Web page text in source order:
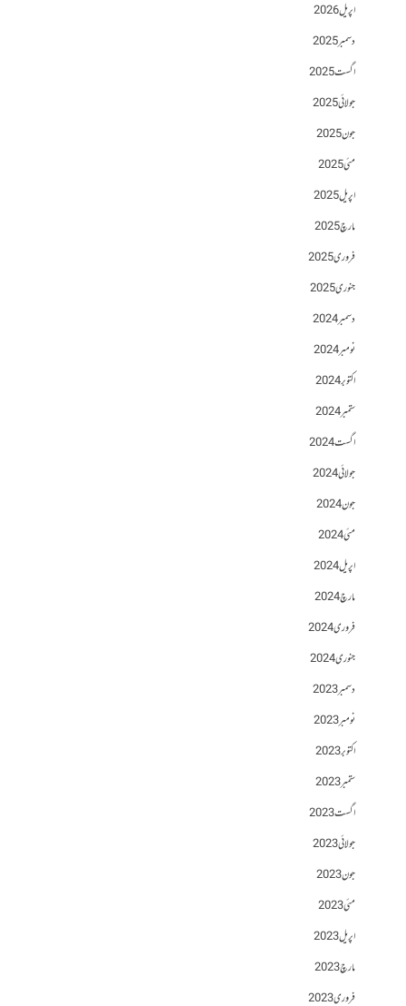
اپریل 2026
دسمبر 2025
اگست 2025
جولائی 2025
جون 2025
مئی 2025
اپریل 2025
مارچ 2025
فروری 2025
جنوری 2025
دسمبر 2024
نومبر 2024
اکتوبر 2024
ستمبر 2024
اگست 2024
جولائی 2024
جون 2024
مئی 2024
اپریل 2024
مارچ 2024
فروری 2024
جنوری 2024
دسمبر 2023
نومبر 2023
اکتوبر 2023
ستمبر 2023
اگست 2023
جولائی 2023
جون 2023
مئی 2023
اپریل 2023
مارچ 2023
فروری 2023